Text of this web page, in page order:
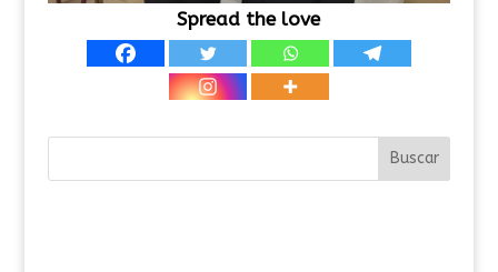
Spread the love